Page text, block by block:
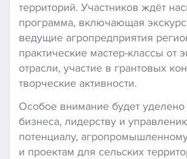
территорий. Участников ждёт
программа, включающая
ведущие агропредприятия
практические мастер-классы от
отрасли, участие в грантовых
творческие активности.
Особое внимание будет
бизнеса, лидерству и
потенциалу,
и проектам для сельских